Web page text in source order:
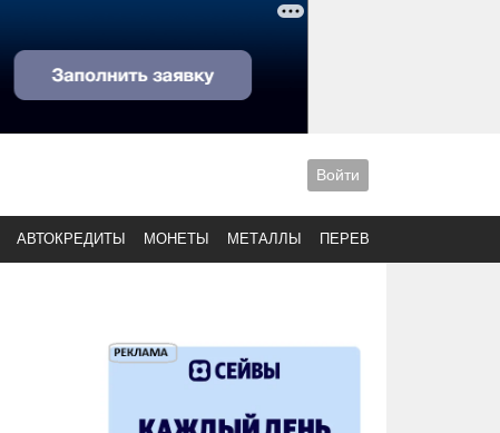
Войти
АВТОКРЕДИТЫ МОНЕТЫ МЕТАЛЛЫ ПЕРЕВОДЫ